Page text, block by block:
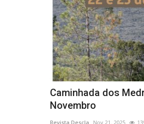
Caminhada dos
Novembro
Revista Descla Nov 21, 2025